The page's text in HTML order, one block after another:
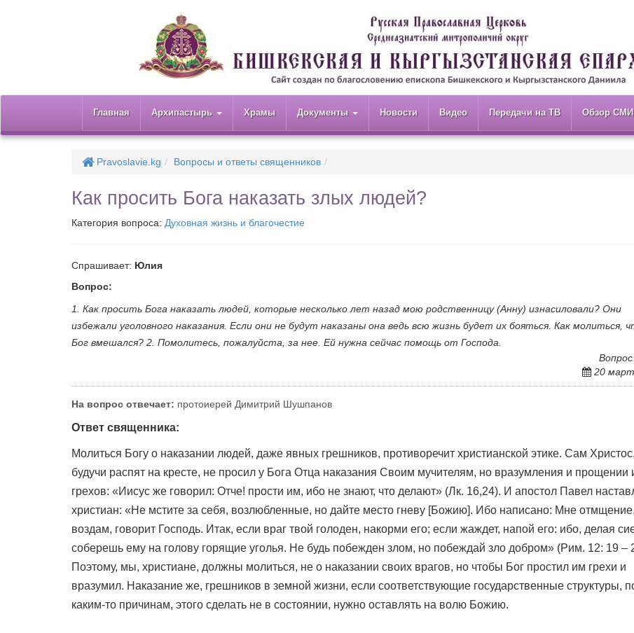
Главная Архипастырь Храмы Документы Новости Видео Передачи на ТВ Обзор СМИ
Pravoslavie.kg Вопросы и ответы священников
Как просить Бога наказать злых людей?
Категория вопроса: Духовная жизнь и благочестие
Спрашивает: Юлия
Вопрос:
1. Как просить Бога наказать людей, которые несколько лет назад мою родственницу (Анну) изнасиловали? Они
избежали уголовного наказания. Если они не будут наказаны она ведь всю жизнь будет их бояться. Как молиться,
Бог вмешался? 2. Помолитесь, пожалуйста, за нее. Ей нужна сейчас помощь от Господа.
20
На вопрос отвечает: протоиерей Димитрий Шушпанов
Ответ священника:
Молиться Богу о наказании людей, даже явных грешников, противоречит христианской этике. Сам Христос,
будучи распят на кресте, не просил у Бога Отца наказания Своим мучителям, но вразумления и прощении
грехов: «Иисус же говорил: Отче! прости им, ибо не знают, что делают» (Лк. 16,24). И апостол Павел
христиан: «Не мстите за себя, возлюбленные, но дайте место гневу [Божию]. Ибо написано: Мне
воздам, говорит Господь. Итак, если враг твой голоден, накорми его; если жаждет, напой его: ибо, делая
соберешь ему на голову горящие уголья. Не будь побежден злом, но побеждай зло добром» (Рим. 12: 19 –
Поэтому, мы, христиане, должны молиться, не о наказании своих врагов, но чтобы Бог простил им грехи и
вразумил. Наказание же, грешников в земной жизни, если соответствующие государственные структуры,
каким-то причинам, этого сделать не в состоянии, нужно оставлять на волю Божию.